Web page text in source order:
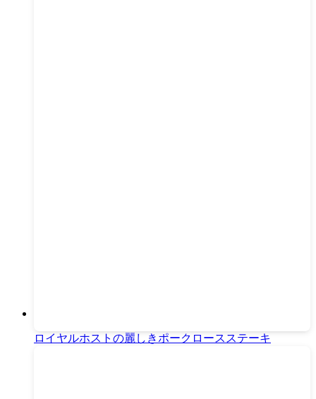
ロイヤルホストの麗しきポークロースステーキ